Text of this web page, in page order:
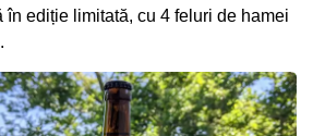
în ediție limitată, cu 4 feluri de hamei